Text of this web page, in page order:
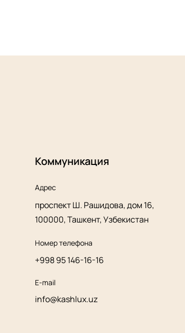
Коммуникация
Адрес
проспект Ш. Рашидова, дом 16,
100000, Ташкент, Узбекистан
Номер телефона
+998 95 146-16-16
E-mail
info@kashlux.uz